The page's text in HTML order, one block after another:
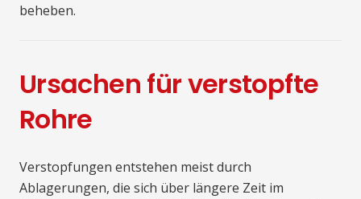
beheben.
Ursachen für verstopfte
Rohre
Verstopfungen entstehen meist durch
Ablagerungen, die sich über längere Zeit im